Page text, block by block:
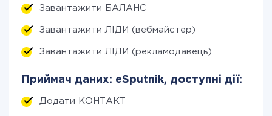
Завантажити БАЛАНС
Завантажити ЛІДИ (вебмайстер)
Завантажити ЛІДИ (рекламодавець)
Приймач даних: eSputnik, доступні дії:
Додати КОНТАКТ